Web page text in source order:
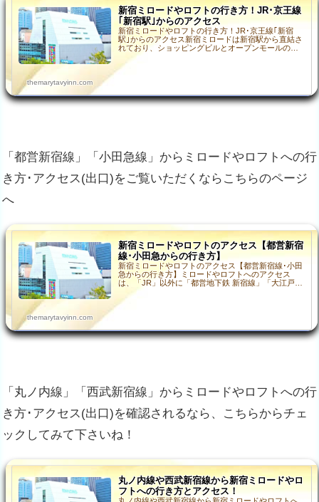
新宿ミロードやロフトの行き方！JR･京王線
｢新宿駅｣からのアクセス
新宿ミロードやロフトの行き方！JR･京王線｢新宿
駅｣からのアクセス新宿ミロードは新宿駅から直結さ
れており、ショッピングビルとオープンモールのモ
ザイク通りで「南口」から「西口」までの間が繋が
れているので…
themarytavyinn.com
「都営新宿線」「小田急線」からミロードやロフトへの行
き方･アクセス(出口)をご覧いただくならこちらのページ
へ
新宿ミロードやロフトのアクセス【都営新宿
線･小田急からの行き方】
新宿ミロードやロフトのアクセス【都営新宿線･小田
急からの行き方】ミロードやロフトへのアクセス
は、「JR」以外に「都営地下鉄 新宿線」「大江戸
線」「東京メトロ 丸ノ内線」「小田急線」「京王
線」「西武線」…
themarytavyinn.com
「丸ノ内線」「西武新宿線」からミロードやロフトへの行
き方･アクセス(出口)を確認されるなら、こちらからチェ
ックしてみて下さいね！
丸ノ内線や西武新宿線から新宿ミロードやロ
フトへの行き方とアクセス！